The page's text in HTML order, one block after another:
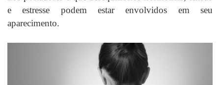
e estresse podem estar envolvidos em seu
aparecimento.